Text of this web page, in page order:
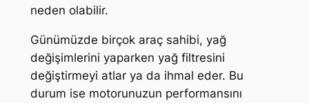
neden olabilir.
Günümüzde birçok araç sahibi, yağ
değişimlerini yaparken yağ filtresini
değiştirmeyi atlar ya da ihmal eder. Bu
durum ise motorunuzun performansını